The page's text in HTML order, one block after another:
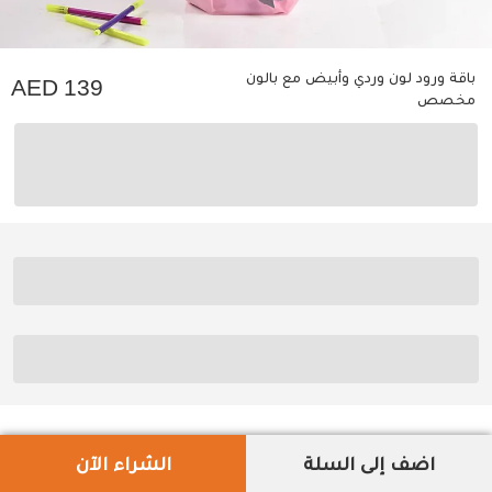
باقة ورود لون وردي وأبيض مع بالون
مخصص
139
اضف إلى السلة الشراء الآن